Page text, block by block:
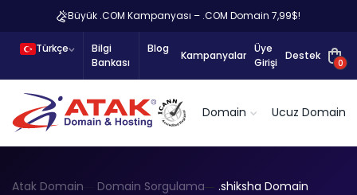
Büyük .COM Kampanyası – .COM Domain 7,99$!
Türkçe
Bilgi
Bankası
Blog
Kampanyalar
Üye
Girişi
Destek
0
Domain Ucuz Domain
Atak Domain Domain Sorgulama .shiksha Domain